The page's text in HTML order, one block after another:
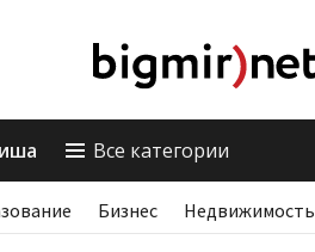
Все категории
Бизнес Недвижимость